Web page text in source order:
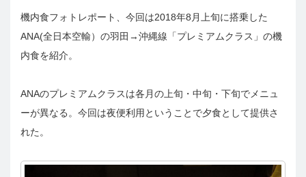
機内食フォトレポート、今回は2018年8月上旬に搭乗した
ANA(全日本空輸）の羽田→沖縄線「プレミアムクラス」の機
内食を紹介。
ANAのプレミアムクラスは各月の上旬・中旬・下旬でメニュ
ーが異なる。今回は夜便利用ということで夕食として提供さ
れた。